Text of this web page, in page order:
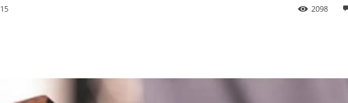
2098